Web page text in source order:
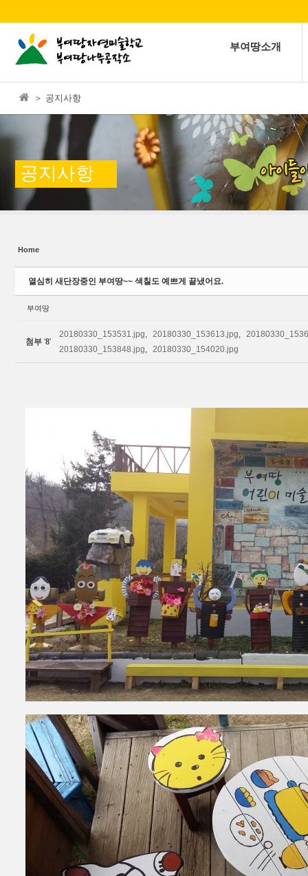
부여땅소개
＞ 공지사항
공지사항
Home
열심히 새단장중인 부여땅~~ 색칠도 예쁘게 끝냈어요.
부여땅
첨부 '8'
20180330_153531.jpg, 20180330_153613.jpg,
20180330_153848.jpg, 20180330_154020.jpg
Sketchbook5, 스케치북5
Sketchbook5, 스케치북5